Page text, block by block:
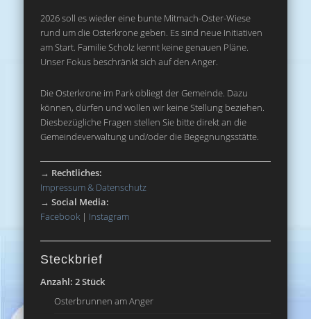
2026 soll es wieder eine bunte Mitmach-Oster-Wiese
rund um die Osterkrone geben. Es sind neue Initiativen
am Start. Familie Scholz kennt keine genauen Pläne.
Unser Fokus beschränkt sich auf den Anger.
Die Osterkrone im Park obliegt der Gemeinde. Dazu
können, dürfen und wollen wir keine Stellung beziehen.
Diesbezügliche Fragen stellen Sie bitte direkt an die
Gemeindeverwaltung und/oder die Begegnungsstätte.
→ Rechtliches:
Impressum & Datenschutz
→Social Media:
Facebook | Instagram
Steckbrief
Anzahl: 2 Stück
Osterbrunnen am Anger